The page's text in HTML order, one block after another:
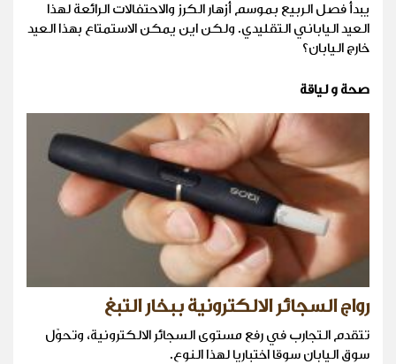
يبدأ فصل الربيع بموسم أزهار الكرز والاحتفالات الرائعة لهذا
العيد الياباني التقليدي. ولكن اين يمكن الاستمتاع بهذا العيد
خارج اليابان؟
صحة و لياقة
رواج السجائر الالكترونية ببخار التبغ
تتقدم التجارب في رفع مستوى السجائر الالكترونية، وتحوّل
سوق اليابان سوقا اختباريا لهذا النوع.